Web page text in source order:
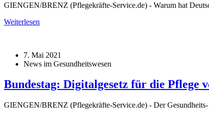
GIENGEN/BRENZ (Pflegekräfte-Service.de) - Warum hat
Weiterlesen
7. Mai 2021
News im Gesundheitswesen
Bundestag: Digitalgesetz für die Pflege
GIENGEN/BRENZ (Pflegekräfte-Service.de) - Der